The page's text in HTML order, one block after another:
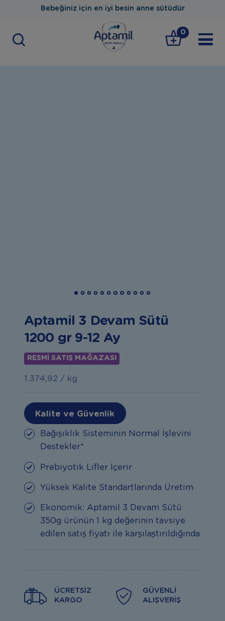
Bebeğiniz için en iyi besin anne sütüdür
0
Aptamil 3 Devam Sütü
1200 gr 9-12 Ay
RESMİ SATIŞ MAĞAZASI
1.374,92 / kg
Kalite ve Güvenlik
Bağışıklık Sisteminin Normal İşlevini
Destekler*
Prebiyotik Lifler İçerir
Yüksek Kalite Standartlarında Üretim
Ekonomik: Aptamil 3 Devam Sütü
350g ürünün 1 kg değerinin tavsiye
edilen satış fiyatı ile karşılaştırıldığında
ÜCRETSIZ
KARGO
GÜVENLI
ALIŞVERIŞ